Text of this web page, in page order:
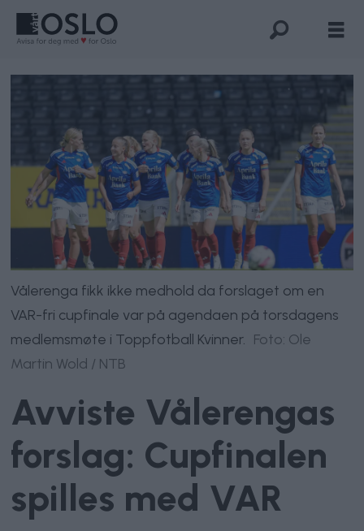
Vålerenga fikk ikke medhold da forslaget om en
VAR-fri cupfinale var på agendaen på torsdagens
medlemsmøte i Toppfotball Kvinner.
Foto: Ole
Martin Wold / NTB
Avviste Vålerengas
forslag: Cupfinalen
spilles med VAR